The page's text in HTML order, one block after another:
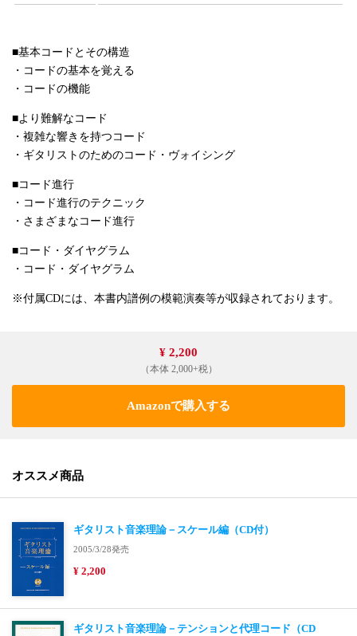
■基本コードとその構造
・コードの基本を覚える
・コードの機能
■より難解なコード
・複雑な響きを持つコード
・ギタリストのためのコード・ヴォイシング
■コード進行
・コード進行のテクニック
・さまざまなコード進行
■コード・ダイヤグラム
・コード・ダイヤグラム
※付属CDには、本書内譜例の模範演奏等が収録されております。
¥ 2,200
（本体 2,000+税）
Amazonで購入する
オススメ商品
ギタリスト音楽理論－スケール編（CD付）
2005/3/28発売
¥ 2,200
ギタリスト音楽理論－テンションと代理コード（CD